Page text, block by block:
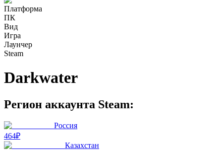
Платформа
ПК
Вид
Игра
Лаунчер
Steam
Darkwater
Регион аккаунта Steam:
Россия
464₽
Казахстан